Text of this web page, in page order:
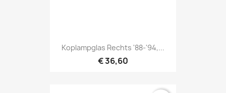
Koplampglas Rechts '88-'94,...
€ 36,60